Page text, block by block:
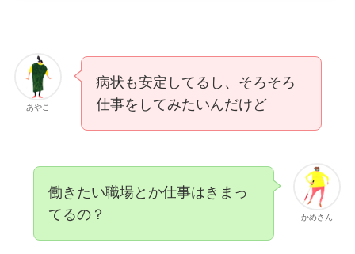
あやこ
病状も安定してるし、そろそろ
仕事をしてみたいんだけど
かめさん
働きたい職場とか仕事はきまっ
てるの？